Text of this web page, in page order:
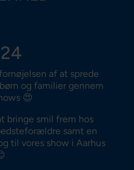
af at sprede
og familier gennem
😍
bringe smil frem hos
samt en
til vores show i Aarhus